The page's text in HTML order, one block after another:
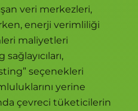
veri merkezleri,
enerji verimliliği
maliyetleri
seçenekleri
yerine
çevreci tüketicilerin